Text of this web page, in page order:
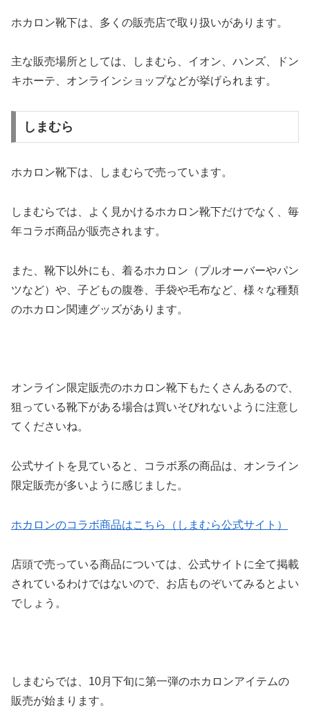
ホカロン靴下は、多くの販売店で取り扱いがあります。
主な販売場所としては、しまむら、イオン、ハンズ、ドン
キホーテ、オンラインショップなどが挙げられます。
しまむら
ホカロン靴下は、しまむらで売っています。
しまむらでは、よく見かけるホカロン靴下だけでなく、毎
年コラボ商品が販売されます。
また、靴下以外にも、着るホカロン（プルオーバーやパン
ツなど）や、子どもの腹巻、手袋や毛布など、様々な種類
のホカロン関連グッズがあります。
オンライン限定販売のホカロン靴下もたくさんあるので、
狙っている靴下がある場合は買いそびれないように注意し
てくださいね。
公式サイトを見ていると、コラボ系の商品は、オンライン
限定販売が多いように感じました。
ホカロンのコラボ商品はこちら（しまむら公式サイト）
店頭で売っている商品については、公式サイトに全て掲載
されているわけではないので、お店ものぞいてみるとよい
でしょう。
しまむらでは、10月下旬に第一弾のホカロンアイテムの
販売が始まります。